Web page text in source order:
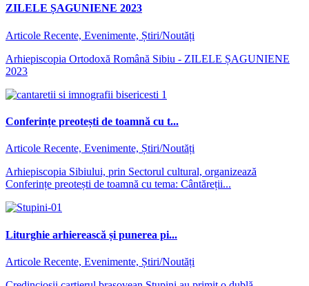
ZILELE ȘAGUNIENE 2023
Articole Recente, Evenimente, Știri/Noutăți
Arhiepiscopia Ortodoxă Română Sibiu - ZILELE ȘAGUNIENE
2023
Conferințe preotești de toamnă cu t...
Articole Recente, Evenimente, Știri/Noutăți
Arhiepiscopia Sibiului, prin Sectorul cultural, organizează
Conferințe preotești de toamnă cu tema: Cântăreții...
Liturghie arhierească și punerea pi...
Articole Recente, Evenimente, Știri/Noutăți